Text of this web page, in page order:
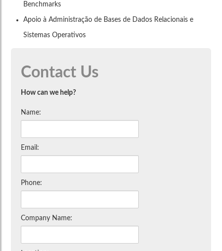
Benchmarks
Apoio à Administração de Bases de Dados Relacionais e
Sistemas Operativos
Contact Us
How can we help?
Name:
Email:
Phone:
Company Name: